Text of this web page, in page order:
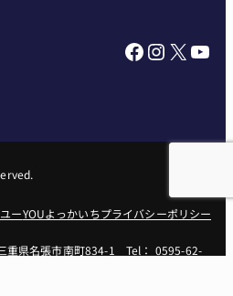
Facebook InstagramX YouTube
ーYOUよっかいちプライバシーポリシー
重県名張市南町834-1 Tel： 0595-62-